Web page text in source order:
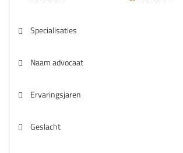
Specialisaties
Naam advocaat
Ervaringsjaren
Geslacht